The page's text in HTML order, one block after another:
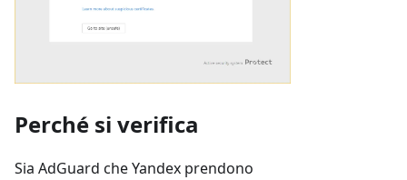
Perché si verifica
Sia AdGuard che Yandex prendono